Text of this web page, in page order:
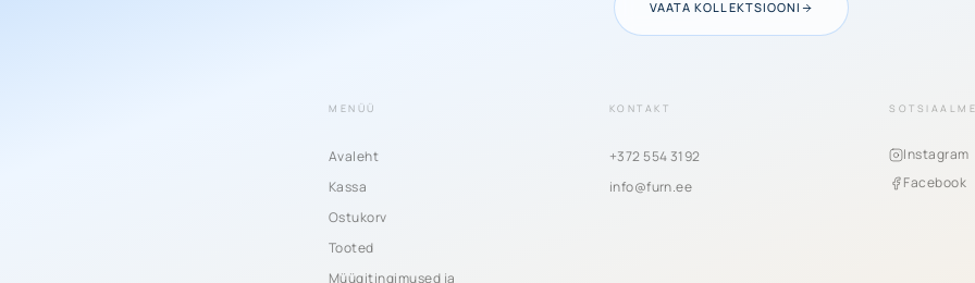
VAATA KOLLEKTSIOONI
MENÜÜ
Avaleht
Kassa
Ostukorv
Tooted
Müügitingimused ja
KONTAKT
+372 554 3192
info@furn.ee
Instagram
Facebook